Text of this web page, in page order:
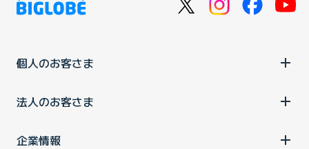
個人のお客さま
法人のお客さま
企業情報